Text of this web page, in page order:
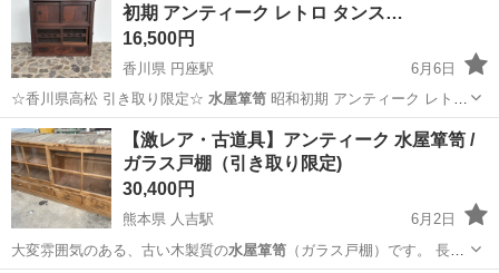
初期 アンティーク レトロ タンス…
16,500円
香川県 円座駅
6月6日
☆香川県高松 引き取り限定☆ 水屋箪笥昭和初期 アンティーク レトロ
タ…
香川 高松市 円座駅 収納家具
【激レア・古道具】アンティーク 水屋箪笥 /
ガラス戸棚（引き取り限定)
30,400円
熊本県 人吉駅
6月2日
大変雰囲気のある、古い木製質の水屋箪笥（ガラス戸棚）です。 長年